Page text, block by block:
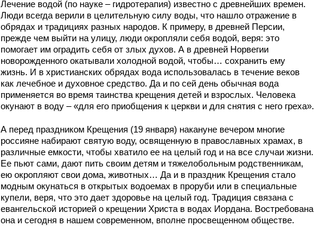
Лечение водой (по науке – гидротерапия) известно с древнейших времен.
Люди всегда верили в целительную силу воды, что нашло отражение в
обрядах и традициях разных народов. К примеру, в древней Персии,
прежде чем выйти на улицу, люди окропляли себя водой, веря: это
помогает им оградить себя от злых духов. А в древней Норвегии
новорожденного окатывали холодной водой, чтобы… сохранить ему
жизнь. И в христианских обрядах вода использовалась в течение веков
как лечебное и духовное средство. Да и по сей день обычная вода
применяется во время таинства крещения детей и взрослых. Человека
окунают в воду – «для его приобщения к церкви и для снятия с него греха».
А перед праздником Крещения (19 января) накануне вечером многие
россияне набирают святую воду, освященную в православных храмах, в
различные емкости, чтобы хватило ее на целый год и на все случаи жизни.
Ее пьют сами, дают пить своим детям и тяжелобольным родственникам,
ею окропляют свои дома, животных… Да и в праздник Крещения стало
модным окунаться в открытых водоемах в проруби или в специальные
купели, веря, что это дает здоровье на целый год. Традиция связана с
евангельской историей о крещении Христа в водах Иордана. Востребована
она и сегодня в нашем современном, вполне просвещенном обществе.